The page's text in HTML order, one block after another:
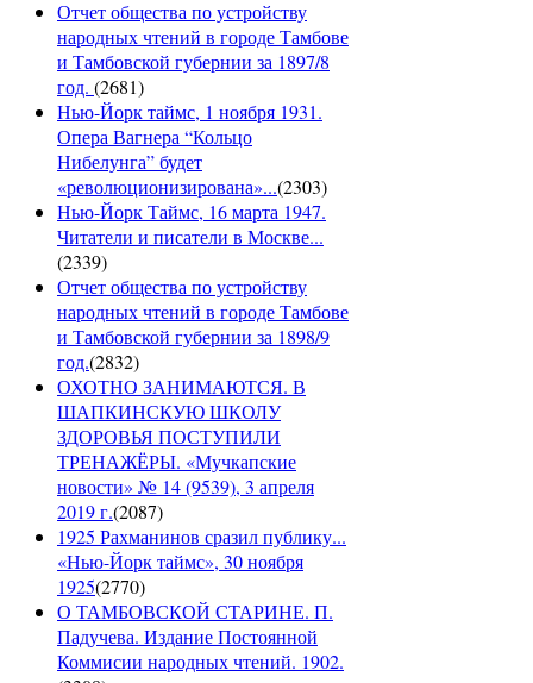
Отчет общества по устройству
народных чтений в городе Тамбове
и Тамбовской губернии за 1897/8
год. (2681)
Нью-Йорк таймс, 1 ноября 1931.
Опера Вагнера “Кольцо
Нибелунга” будет
«революционизирована»...(2303)
Нью-Йорк Таймс, 16 марта 1947.
Читатели и писатели в Москве...
(2339)
Отчет общества по устройству
народных чтений в городе Тамбове
и Тамбовской губернии за 1898/9
год.(2832)
ОХОТНО ЗАНИМАЮТСЯ. В
ШАПКИНСКУЮ ШКОЛУ
ЗДОРОВЬЯ ПОСТУПИЛИ
ТРЕНАЖЁРЫ. «Мучкапские
новости» № 14 (9539), 3 апреля
2019 г.(2087)
1925 Рахманинов сразил публику...
«Нью-Йорк таймс», 30 ноября
1925(2770)
О ТАМБОВСКОЙ СТАРИНЕ. П.
Падучева. Издание Постоянной
Коммисии народных чтений. 1902.